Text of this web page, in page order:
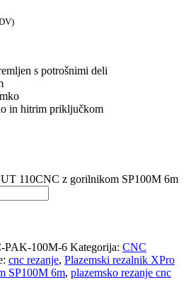
s potrošnimi deli
in hitrim priključkom
110CNC z gorilnikom SP100M 6m
PAK-100M-6 Kategorija: CNC
cnc rezanje, Plazemski rezalnik XPro
SP100M 6m, plazemsko rezanje cnc